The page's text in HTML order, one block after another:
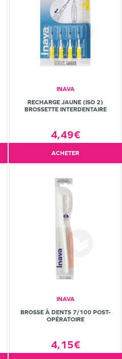
INAVA
RECHARGE JAUNE (ISO 2)
BROSSETTE INTERDENTAIRE
4,49€
ACHETER
INAVA
BROSSE À DENTS 7/100 POST-
OPÉRATOIRE
4,15€